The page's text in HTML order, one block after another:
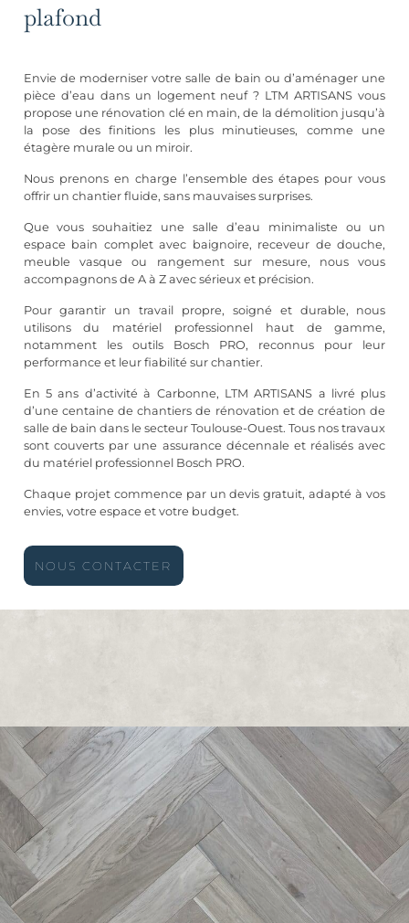
plafond
Envie de moderniser votre salle de bain ou d’aménager une
pièce d’eau dans un logement neuf ? LTM ARTISANS vous
propose une rénovation clé en main, de la démolition jusqu’à
la pose des finitions les plus minutieuses, comme une
étagère murale ou un miroir.
Nous prenons en charge l’ensemble des étapes pour vous
offrir un chantier fluide, sans mauvaises surprises.
Que vous souhaitiez une salle d’eau minimaliste ou un
espace bain complet avec baignoire, receveur de douche,
meuble vasque ou rangement sur mesure, nous vous
accompagnons de A à Z avec sérieux et précision.
Pour garantir un travail propre, soigné et durable, nous
utilisons du matériel professionnel haut de gamme,
notamment les outils Bosch PRO, reconnus pour leur
performance et leur fiabilité sur chantier.
En 5 ans d’activité à Carbonne, LTM ARTISANS a livré plus
d’une centaine de chantiers de rénovation et de création de
salle de bain dans le secteur Toulouse-Ouest. Tous nos travaux
sont couverts par une assurance décennale et réalisés avec
du matériel professionnel Bosch PRO.
Chaque projet commence par un devis gratuit, adapté à vos
envies, votre espace et votre budget.
NOUS CONTACTER